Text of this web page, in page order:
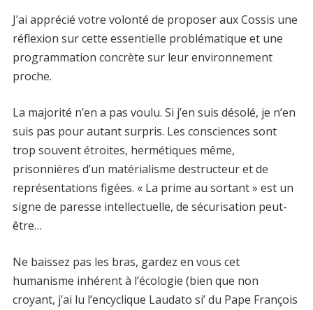
J’ai apprécié votre volonté de proposer aux Cossis une
réflexion sur cette essentielle problématique et une
programmation concrète sur leur environnement
proche.
La majorité n’en a pas voulu. Si j’en suis désolé, je n’en
suis pas pour autant surpris. Les consciences sont
trop souvent étroites, hermétiques même,
prisonnières d’un matérialisme destructeur et de
représentations figées. « La prime au sortant » est un
signe de paresse intellectuelle, de sécurisation peut-
être…
Ne baissez pas les bras, gardez en vous cet
humanisme inhérent à l’écologie (bien que non
croyant, j’ai lu l’encyclique Laudato si’ du Pape François